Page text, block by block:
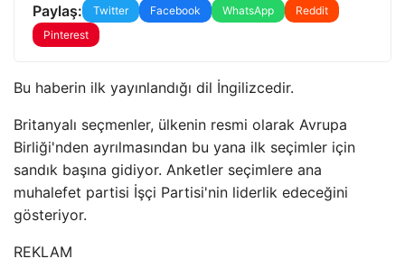
Paylaş: Twitter Facebook WhatsApp
Reddit
Pinterest
Bu haberin ilk yayınlandığı dil İngilizcedir.
Britanyalı seçmenler, ülkenin resmi olarak Avrupa
Birliği'nden ayrılmasından bu yana ilk seçimler için
sandık başına gidiyor. Anketler seçimlere ana
muhalefet partisi İşçi Partisi'nin liderlik edeceğini
gösteriyor.
REKLAM